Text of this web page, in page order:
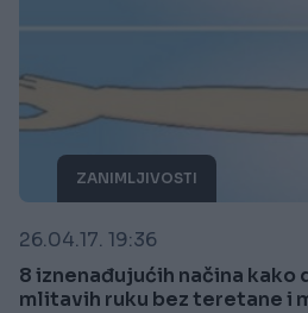
ZANIMLJIVOSTI
26.04.17. 19:36
8 iznenađujućih načina kako
mlitavih ruku bez teretane i